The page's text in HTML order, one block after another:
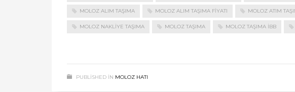
MOLOZ ALIM TAŞIMA MOLOZ ALIM TAŞIMA FIYATI MOLOZ ATIM
MOLOZ NAKLIYE TAŞIMA MOLOZ TAŞIMA MOLOZ TAŞIMA IBB
PUBLISHED IN MOLOZ HATI